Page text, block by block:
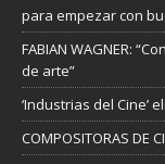
para empezar con
FABIAN WAGNER:
de arte”
‘Industrias del Cine’
COMPOSITORAS DE